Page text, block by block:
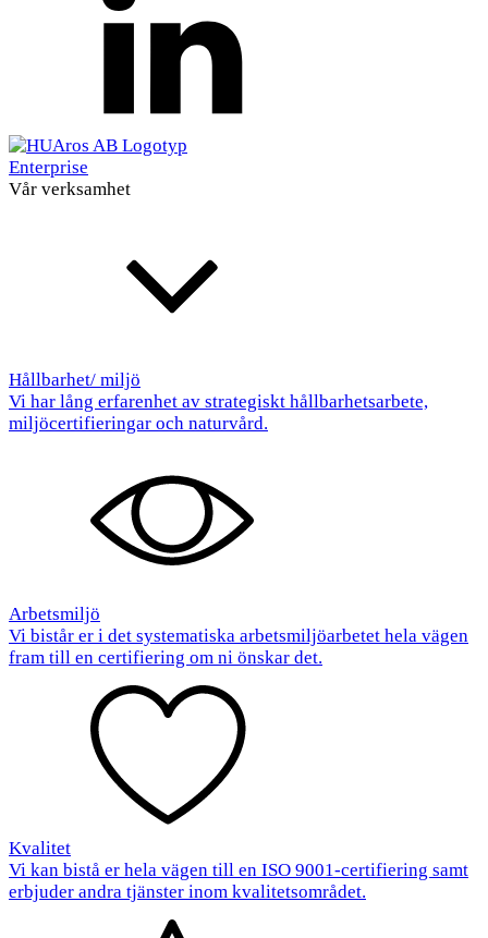
Enterprise
Vår verksamhet
Hållbarhet/ miljö
Vi har lång erfarenhet av strategiskt hållbarhetsarbete,
miljöcertifieringar och naturvård.
Arbetsmiljö
Vi bistår er i det systematiska arbetsmiljöarbetet hela vägen
fram till en certifiering om ni önskar det.
Kvalitet
Vi kan bistå er hela vägen till en ISO 9001-certifiering samt
erbjuder andra tjänster inom kvalitetsområdet.